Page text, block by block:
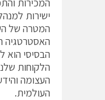
המטרה של
האסטרטגיה
הבסיסי הוא
הלקוחות
העולמית.